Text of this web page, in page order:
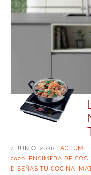
4 JUNIO, 2020 AGTUM
2020
ENCIMERA DE
DISEÑAS TU COCINA